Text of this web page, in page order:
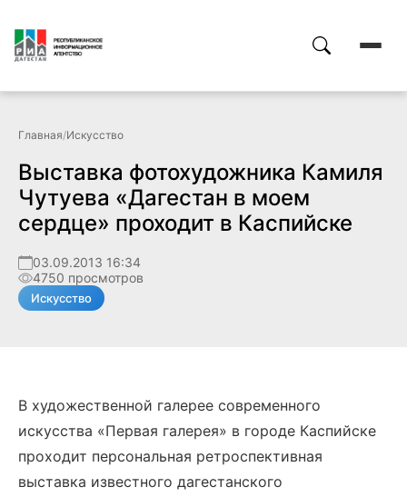
Главная/Искусство
Выставка фотохудожника Камиля
Чутуева «Дагестан в моем
сердце» проходит в Каспийске
03.09.2013 16:34
4750 просмотров
Искусство
В художественной галерее современного
искусства «Первая галерея» в городе Каспийске
проходит персональная ретроспективная
выставка известного дагестанского